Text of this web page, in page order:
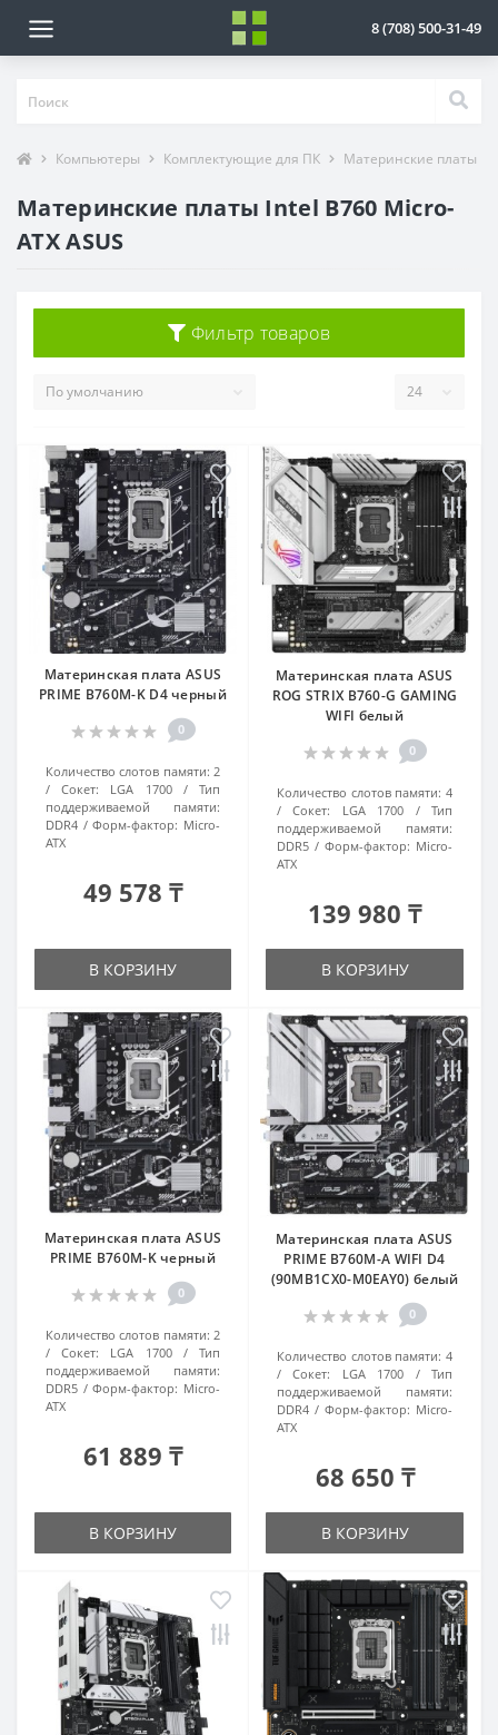
8 (708) 500-31-49
Компьютеры Комплектующие для ПК Материнские платы
Материнские платы Intel B760 Micro-
ATX ASUS
Фильтр товаров
Материнская плата ASUS
PRIME B760M-K D4 черный
0
Количество слотов памяти: 2
Сокет:
LGA 1700
Тип
поддерживаемой памяти:
DDR4
Форм-фактор: Micro-
ATX
49 578 ₸
В КОРЗИНУ
Материнская плата ASUS
ROG STRIX B760-G GAMING
WIFI белый
0
Количество слотов памяти: 4
Сокет:
LGA 1700
Тип
поддерживаемой памяти:
DDR5
Форм-фактор: Micro-
ATX
139 980 ₸
В КОРЗИНУ
Материнская плата ASUS
PRIME B760M-K черный
0
Количество слотов памяти: 2
Сокет:
LGA 1700
Тип
поддерживаемой памяти:
DDR5
Форм-фактор: Micro-
ATX
61 889 ₸
В КОРЗИНУ
Материнская плата ASUS
PRIME B760M-A WIFI D4
(90MB1CX0-M0EAY0) белый
0
Количество слотов памяти: 4
Сокет:
LGA 1700
Тип
поддерживаемой памяти:
DDR4
Форм-фактор: Micro-
ATX
68 650 ₸
В КОРЗИНУ